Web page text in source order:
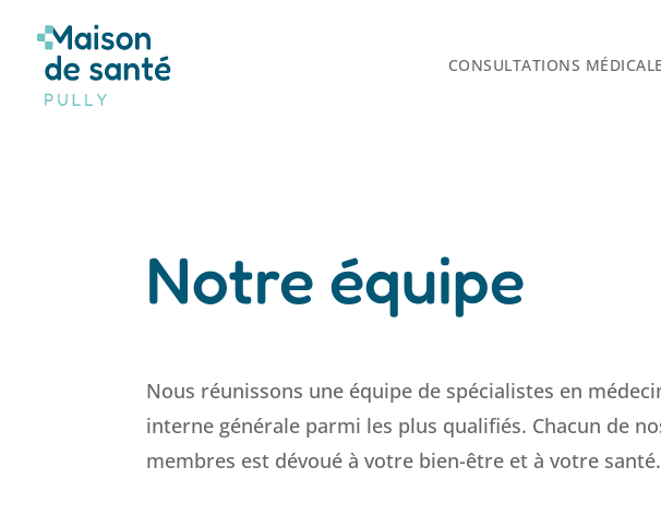
CONSULTATIONS
Notre équipe
Nous réunissons une équipe de spécialistes en
interne générale parmi les plus qualifiés. Chacun de
membres est dévoué à votre bien-être et à votre santé.